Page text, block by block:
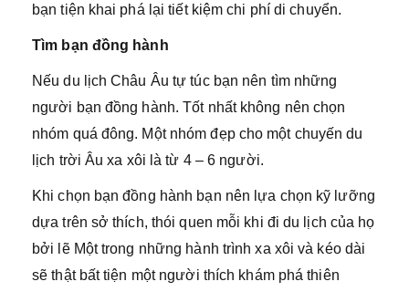
bạn tiện khai phá lại tiết kiệm chi phí di chuyển.
Tìm bạn đồng hành
Nếu du lịch Châu Âu tự túc bạn nên tìm những
người bạn đồng hành. Tốt nhất không nên chọn
nhóm quá đông. Một nhóm đẹp cho một chuyến du
lịch trời Âu xa xôi là từ 4 – 6 người.
Khi chọn bạn đồng hành bạn nên lựa chọn kỹ lưỡng
dựa trên sở thích, thói quen mỗi khi đi du lịch của họ
bởi lẽ Một trong những hành trình xa xôi và kéo dài
sẽ thật bất tiện một người thích khám phá thiên